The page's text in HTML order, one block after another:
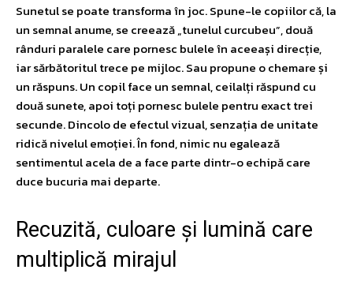
Sunetul se poate transforma în joc. Spune-le copiilor că, la
un semnal anume, se creează „tunelul curcubeu”, două
rânduri paralele care pornesc bulele în aceeași direcție,
iar sărbătoritul trece pe mijloc. Sau propune o chemare și
un răspuns. Un copil face un semnal, ceilalți răspund cu
două sunete, apoi toți pornesc bulele pentru exact trei
secunde. Dincolo de efectul vizual, senzația de unitate
ridică nivelul emoției. În fond, nimic nu egalează
sentimentul acela de a face parte dintr-o echipă care
duce bucuria mai departe.
Recuzită, culoare și lumină care
multiplică mirajul